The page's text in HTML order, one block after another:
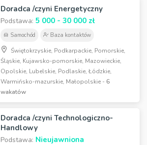
Doradca /czyni Energetyczny
Podstawa: 5 000 - 30 000 zł
Samochód Baza kontaktów
Świętokrzyskie, Podkarpackie, Pomorskie,
Śląskie, Kujawsko-pomorskie, Mazowieckie,
Opolskie, Lubelskie, Podlaskie, Łódzkie,
Warmińsko-mazurskie, Małopolskie - 6
wakatów
Doradca /czyni Technologiczno-
Handlowy
Podstawa: Nieujawniona